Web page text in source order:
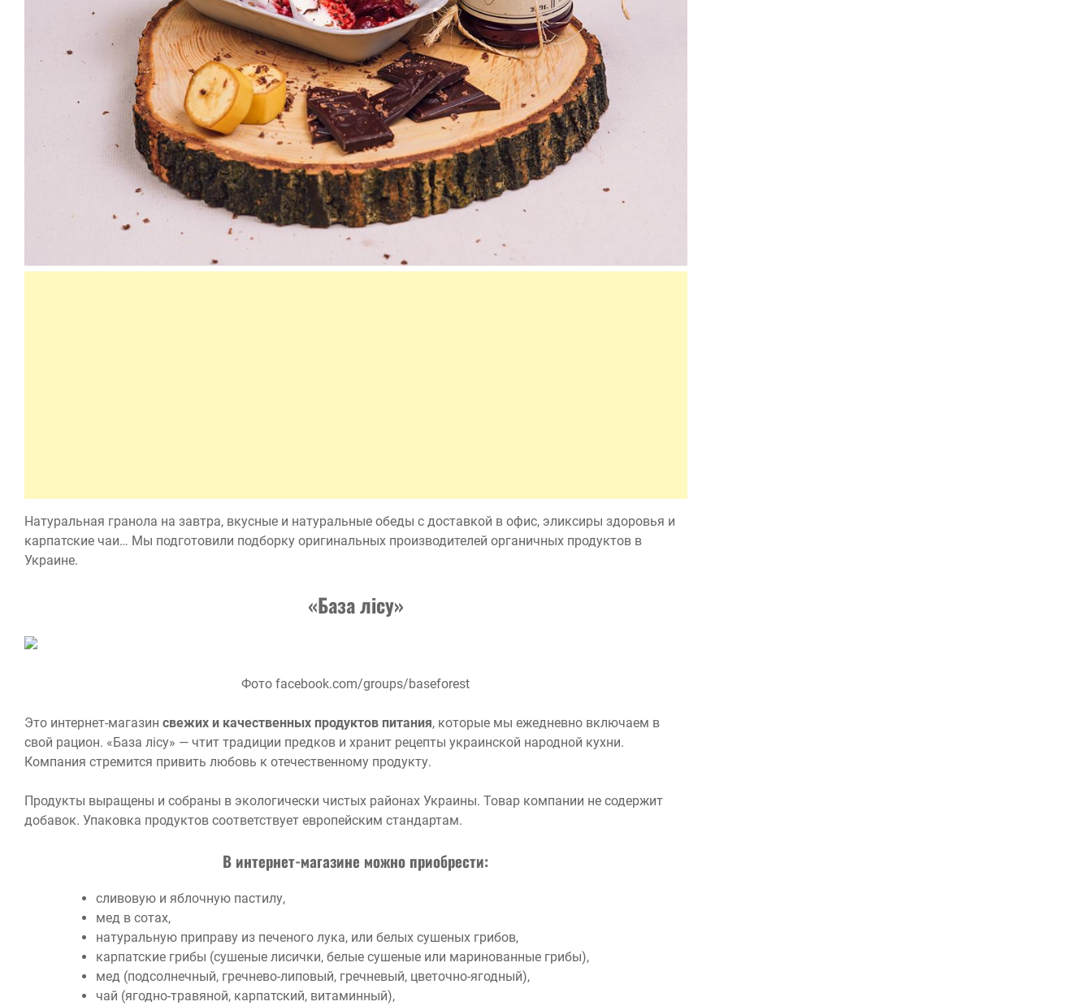
Натуральная гранола на завтра, вкусные и натуральные обеды с доставкой в офис, эликсиры здоровья и
карпатские чаи… Мы подготовили подборку оригинальных производителей органичных продуктов в
Украине.
«База лісу»
Фото facebook.com/groups/baseforest
Это интернет-магазин свежих и качественных продуктов питания, которые мы ежедневно включаем в
свой рацион. «База лісу» — чтит традиции предков и хранит рецепты украинской народной кухни.
Компания стремится привить любовь к отечественному продукту.
Продукты выращены и собраны в экологически чистых районах Украины. Товар компании не содержит
добавок. Упаковка продуктов соответствует европейским стандартам.
В интернет-магазине можно приобрести:
сливовую и яблочную пастилу,
мед в сотах,
натуральную приправу из печеного лука, или белых сушеных грибов,
карпатские грибы (сушеные лисички, белые сушеные или маринованные грибы),
мед (подсолнечный, гречнево-липовый, гречневый, цветочно-ягодный),
чай (ягодно-травяной, карпатский, витаминный),